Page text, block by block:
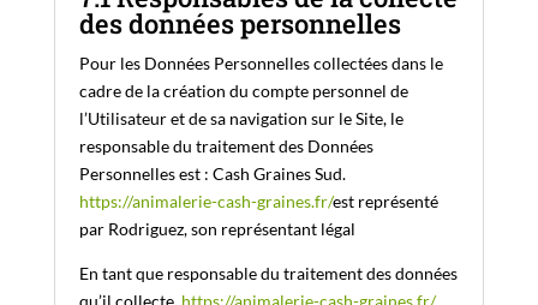
des données personnelles
Pour les Données Personnelles collectées dans le
cadre de la création du compte personnel de
l’Utilisateur et de sa navigation sur le Site, le
responsable du traitement des Données
Personnelles est : Cash Graines Sud.
https://animalerie-cash-graines.fr/est représenté
par Rodriguez, son représentant légal
En tant que responsable du traitement des données
qu’il collecte, https://animalerie-cash-graines.fr/